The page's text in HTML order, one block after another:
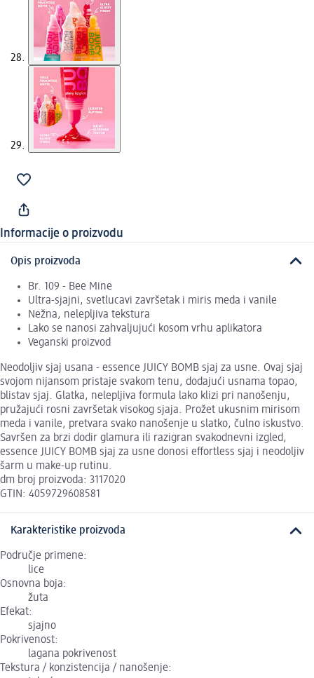
Informacije o proizvodu
Opis proizvoda
Br. 109 - Bee Mine
Ultra-sjajni, svetlucavi završetak i miris meda i vanile
Nežna, nelepljiva tekstura
Lako se nanosi zahvaljujući kosom vrhu aplikatora
Veganski proizvod
Neodoljiv sjaj usana - essence JUICY BOMB sjaj za usne. Ovaj sjaj
svojom nijansom pristaje svakom tenu, dodajući usnama topao,
blistav sjaj. Glatka, nelepljiva formula lako klizi pri nanošenju,
pružajući rosni završetak visokog sjaja. Prožet ukusnim mirisom
meda i vanile, pretvara svako nanošenje u slatko, čulno iskustvo.
Savršen za brzi dodir glamura ili razigran svakodnevni izgled,
essence JUICY BOMB sjaj za usne donosi effortless sjaj i neodoljiv
šarm u make-up rutinu.
dm broj proizvoda: 3117020
GTIN: 4059729608581
Karakteristike proizvoda
Područje primene:
lice
Osnovna boja:
žuta
Efekat:
sjajno
Pokrivenost:
lagana pokrivenost
Tekstura / konzistencija / nanošenje: